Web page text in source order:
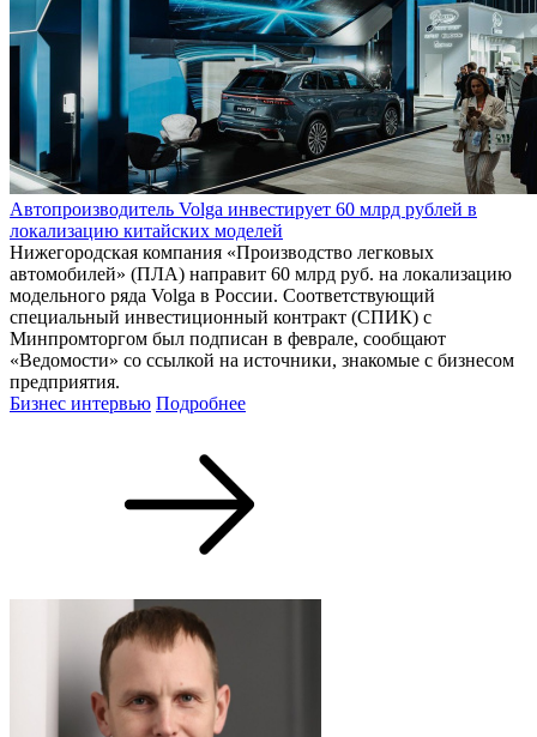
Автопроизводитель Volga инвестирует 60 млрд рублей в
локализацию китайских моделей
Нижегородская компания «Производство легковых
автомобилей» (ПЛА) направит 60 млрд руб. на локализацию
модельного ряда Volga в России. Соответствующий
специальный инвестиционный контракт (СПИК) с
Минпромторгом был подписан в феврале, сообщают
«Ведомости» со ссылкой на источники, знакомые с бизнесом
предприятия.
Бизнес интервью Подробнее